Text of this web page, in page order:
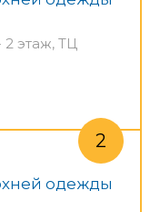
этаж, ТЦ
одежды